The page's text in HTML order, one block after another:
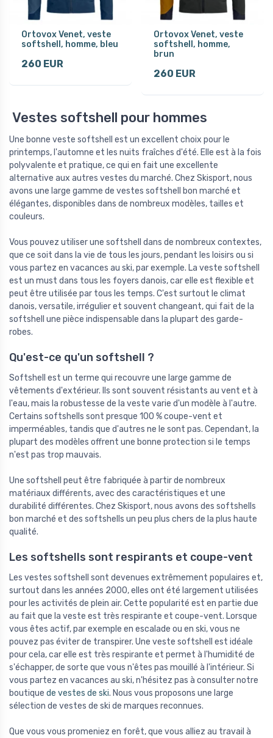
Ortovox Venet, veste
softshell, homme, bleu
260 EUR
Ortovox Venet, veste
softshell, homme,
brun
260 EUR
Vestes softshell pour hommes
Une bonne veste softshell est un excellent choix pour le
printemps, l'automne et les nuits fraîches d'été. Elle est à la fois
polyvalente et pratique, ce qui en fait une excellente
alternative aux autres vestes du marché. Chez Skisport, nous
avons une large gamme de vestes softshell bon marché et
élégantes, disponibles dans de nombreux modèles, tailles et
couleurs.
Vous pouvez utiliser une softshell dans de nombreux contextes,
que ce soit dans la vie de tous les jours, pendant les loisirs ou si
vous partez en vacances au ski, par exemple. La veste softshell
est un must dans tous les foyers danois, car elle est flexible et
peut être utilisée par tous les temps. C'est surtout le climat
danois, versatile, irrégulier et souvent changeant, qui fait de la
softshell une pièce indispensable dans la plupart des garde-
robes.
Qu'est-ce qu'un softshell ?
Softshell est un terme qui recouvre une large gamme de
vêtements d'extérieur. Ils sont souvent résistants au vent et à
l'eau, mais la robustesse de la veste varie d'un modèle à l'autre.
Certains softshells sont presque 100 % coupe-vent et
imperméables, tandis que d'autres ne le sont pas. Cependant, la
plupart des modèles offrent une bonne protection si le temps
n'est pas trop mauvais.
Une softshell peut être fabriquée à partir de nombreux
matériaux différents, avec des caractéristiques et une
durabilité différentes. Chez Skisport, nous avons des softshells
bon marché et des softshells un peu plus chers de la plus haute
qualité.
Les softshells sont respirants et coupe-vent
Les vestes softshell sont devenues extrêmement populaires et,
surtout dans les années 2000, elles ont été largement utilisées
pour les activités de plein air. Cette popularité est en partie due
au fait que la veste est très respirante et coupe-vent. Lorsque
vous êtes actif, par exemple en escalade ou en ski, vous ne
pouvez pas éviter de transpirer. Une veste softshell est idéale
pour cela, car elle est très respirante et permet à l'humidité de
s'échapper, de sorte que vous n'êtes pas mouillé à l'intérieur. Si
vous partez en vacances au ski, n'hésitez pas à consulter notre
boutique de vestes de ski. Nous vous proposons une large
sélection de vestes de ski de marques reconnues.
Que vous vous promeniez en forêt, que vous alliez au travail à